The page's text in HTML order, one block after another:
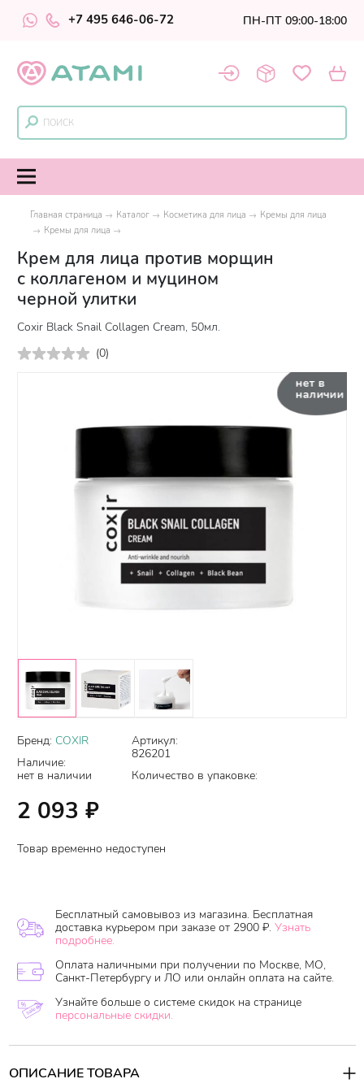
+7 495 646-06-72 ПН-ПТ 09:00-18:00
Главная страница Каталог Косметика для лица
Кремы для лица
Кремы для лица
Крем для лица против морщин
с коллагеном и муцином
черной улитки
Coxir Black Snail Collagen Cream, 50мл.
(0)
нет в
наличии
Бренд: COXIR
Наличие:
нет в наличии
Артикул:
826201
Количество в упаковке:
2 093 ₽
Товар временно недоступен
Бесплатный самовывоз из магазина. Бесплатная
доставка курьером при заказе от 2900 ₽. Узнать
подробнее.
Оплата наличными при получении по Москве, МО,
Санкт-Петербургу и ЛО или онлайн оплата на сайте.
Узнайте больше о системе скидок на странице
персональные скидки.
ОПИСАНИЕ ТОВАРА